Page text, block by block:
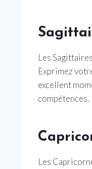
Les
Exprimez
excellent
compétences.
Les